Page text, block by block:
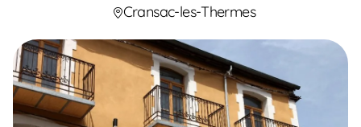
Cransac-les-Thermes